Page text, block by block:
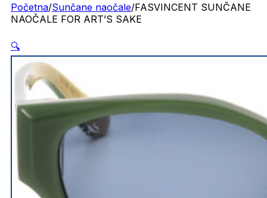
Početna/Sunčane naočale/FASVINCENT SUNČANE
NAOČALE FOR ART’S SAKE
🔍